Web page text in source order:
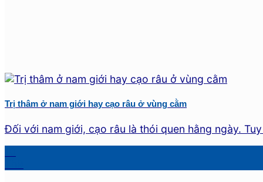
Trị thâm ở nam giới hay cạo râu ở vùng cằm
Đối với nam giới, cạo râu là thói quen hằng ngày.